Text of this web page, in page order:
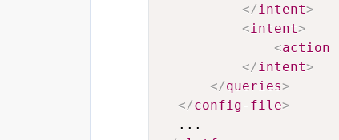
</intent>
<intent>
<action
</intent>
</queries>
</config-file>